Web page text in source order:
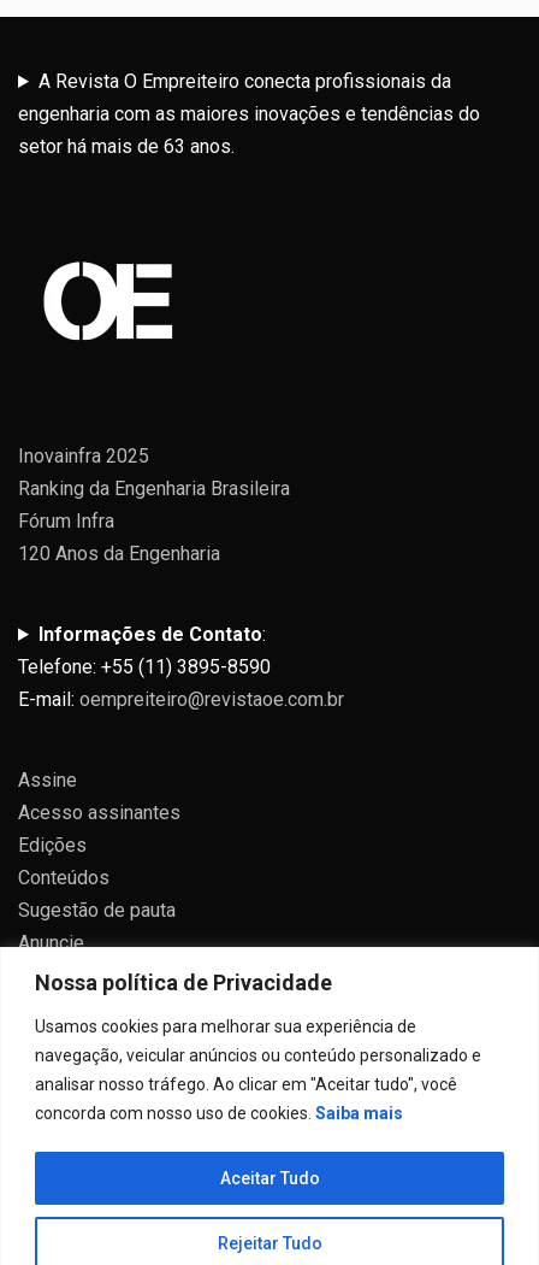
Nossa política de Privacidade
Usamos cookies para melhorar sua experiência de
navegação, veicular anúncios ou conteúdo personalizado e
analisar nosso tráfego. Ao clicar em "Aceitar tudo", você
concorda com nosso uso de cookies. Saiba mais
Rejeitar Tudo
Aceitar Tudo
A Revista O Empreiteiro conecta profissionais da
engenharia com as maiores inovações e tendências do
setor há mais de 63 anos.
Inovainfra 2025
Ranking da Engenharia Brasileira
Fórum Infra
120 Anos da Engenharia
Informações de Contato:
Telefone: +55 (11) 3895-8590
E-mail: oempreiteiro@revistaoe.com.br
Assine
Acesso assinantes
Edições
Conteúdos
Sugestão de pauta
Anuncie
Contato
Todos direitos reservados 2024.
Proudly powered by WordPress|Theme: Allure News
Candid Themes